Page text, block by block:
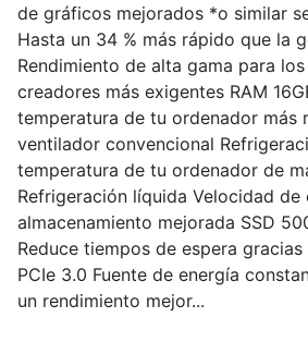
de gráficos mejorados *o similar
Hasta un 34 % más rápido que la
Rendimiento de alta gama para
creadores más exigentes RAM
temperatura de tu ordenador más
ventilador convencional
temperatura de tu ordenador de
Refrigeración líquida Velocidad de
almacenamiento mejorada SSD
Reduce tiempos de espera
PCIe 3.0 Fuente de energía
un rendimiento mejor...